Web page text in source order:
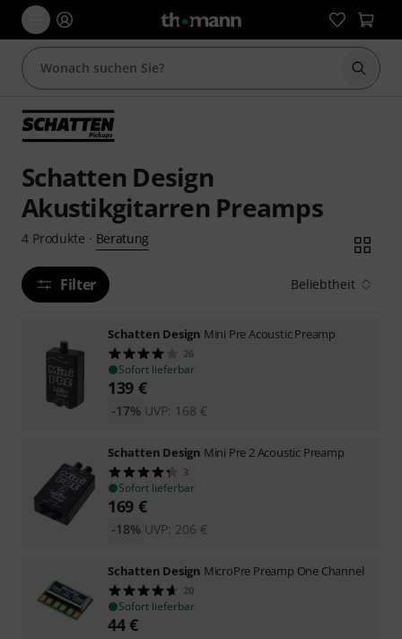
Suche
Schatten Design
Akustikgitarren Preamps
4 Produkte · Beratung
Filter Beliebtheit
Schatten Design Mini Pre Acoustic Preamp
26
Sofort lieferbar
139 €
UVP: 168 €
-17%
Schatten Design Mini Pre 2 Acoustic Preamp
3
Sofort lieferbar
169 €
UVP: 206 €
-18%
Schatten Design MicroPre Preamp One Channel
20
Sofort lieferbar
44€